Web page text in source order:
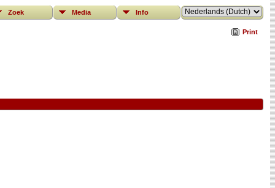
Zoek Media Info
Print